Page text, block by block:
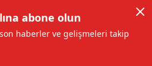
abone olun
haberler ve gelişmeleri takip